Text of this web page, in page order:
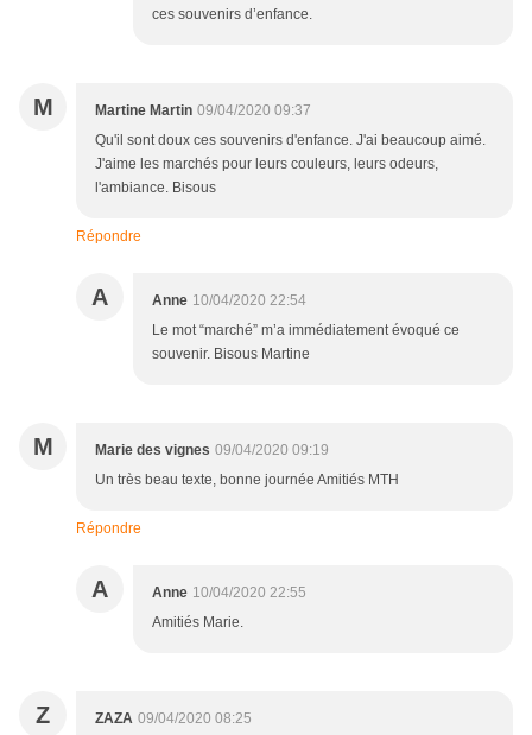
ces souvenirs d’enfance.
M Martine Martin 09/04/2020 09:37
Qu'il sont doux ces souvenirs d'enfance. J'ai beaucoup aimé.
J'aime les marchés pour leurs couleurs, leurs odeurs,
l'ambiance. Bisous
Répondre
A Anne 10/04/2020 22:54
Le mot “marché” m’a immédiatement évoqué ce
souvenir. Bisous Martine
M Marie des vignes 09/04/2020 09:19
Un très beau texte, bonne journée Amitiés MTH
Répondre
A Anne 10/04/2020 22:55
Amitiés Marie.
Z ZAZA 09/04/2020 08:25